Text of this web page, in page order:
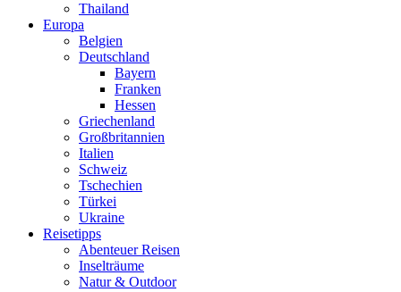
Thailand
Europa
Belgien
Deutschland
Bayern
Franken
Hessen
Griechenland
Großbritannien
Italien
Schweiz
Tschechien
Türkei
Ukraine
Reisetipps
Abenteuer Reisen
Inselträume
Natur & Outdoor